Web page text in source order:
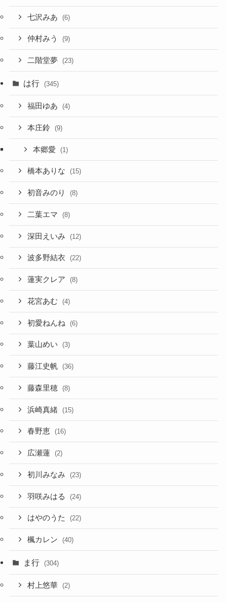
七沢みあ (6)
仲村みう (9)
二階堂夢 (23)
は行 (345)
福田ゆあ (4)
本庄鈴 (9)
本郷愛 (1)
橋本ありな (15)
初音みのり (8)
二葉エマ (8)
深田えいみ (12)
波多野結衣 (22)
蓮実クレア (8)
花宮あむ (4)
初愛ねんね (6)
葉山めい (3)
藤江史帆 (36)
藤森里穂 (8)
浜崎真緒 (15)
春野恵 (16)
広瀬蓮 (2)
初川みなみ (23)
羽咲みはる (24)
はやのうた (22)
楓カレン (40)
ま行 (304)
村上悠華 (2)